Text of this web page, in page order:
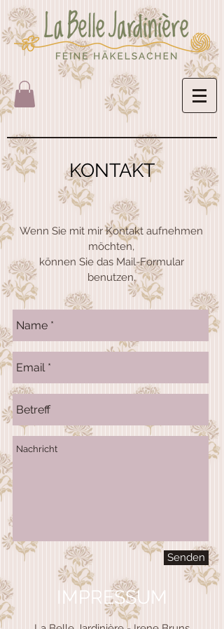
KONTAKT
Wenn Sie mit mir Kontakt aufnehmen
möchten,
können Sie das Mail-Formular
benutzen.
Senden
IMPRESSUM